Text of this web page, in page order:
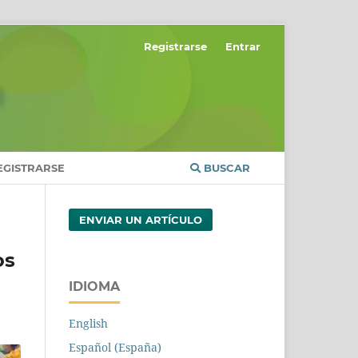
BUSCAR
Registrarse Entrar
ENVIAR UN ARTÍCULO
IDIOMA
English
Español (España)